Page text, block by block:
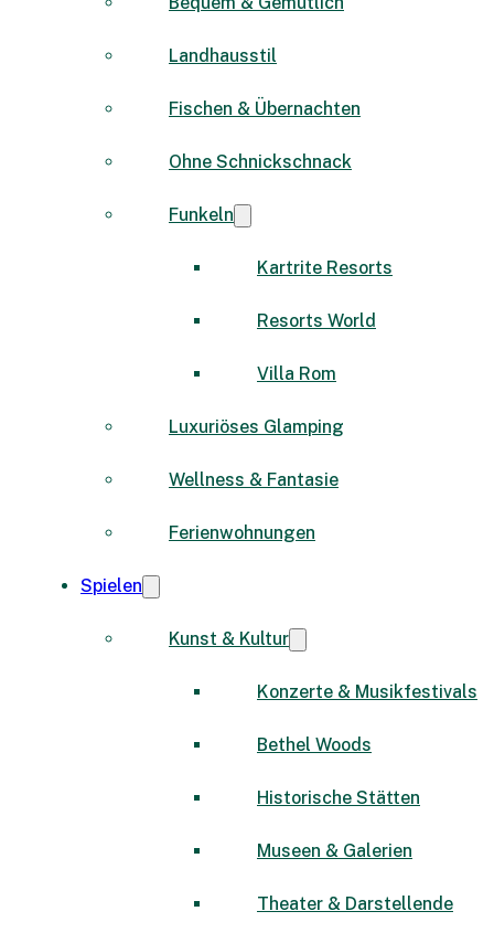
Landhausstil
Fischen & Übernachten
Ohne Schnickschnack
Funkeln
Kartrite Resorts
Resorts World
Villa Rom
Luxuriöses Glamping
Wellness & Fantasie
Ferienwohnungen
Spielen
Kunst & Kultur
Konzerte & Musikfestivals
Bethel Woods
Historische Stätten
Museen & Galerien
Theater & Darstellende